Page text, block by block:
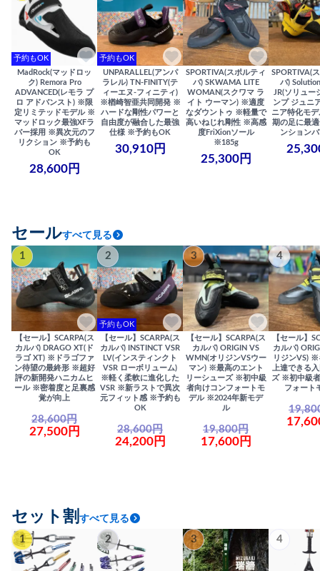
予約もOK
MadRock(マッドロッ
ク) Remora Pro
ADVANCED(レモラ プ
ロ アドバンスト) ※限
定リミテッドモデル ※
マッドロック最強XFラ
バー採用 ※異次元のフ
リクション ※予約も
OK
28,600円
予約もOK
UNPARALLEL(アンパ
ラレル) TN-FINITY(テ
ィーエヌ-フィニティ)
※楢崎智亜共同開発 ※
ハードな剛性パワーと
自由度が融合した最強
仕様 ※予約もOK
30,910円
SPORTIVA(スポルティ
バ) SKWAMA LITE
WOMAN(スクワマ ラ
イト ウーマン) ※適度
なダウントゥ ※軽量で
高いねじれ剛性 ※高感
度FriXionソール
※185g
25,300円
SPORTIVA(
バ)
JR(ソリュー
ンプ ジュニ
ニア特化モ
期の足に最
ンション
セールすべて見る
1
【セール】SCARPA(ス
カルパ) DRAGO XT(ド
ラゴ XT) ※ドラゴファ
ン待望の最終形 ※超好
評の新開発ハニカムヒ
ール ※密着度と足裏感
覚が向上
28,600円
27,500円
2
予約もOK
【セール】SCARPA(ス
カルパ) INSTINCT VSR
LV(インスティンクト
VSR ローボリューム)
※軽く柔軟に進化した
VSR ※新ラストで異次
元フィット感 ※予約も
OK
28,600円
24,200円
3
【セール】SCARPA(ス
カルパ) ORIGIN VS
WMN(オリジンVSウー
マン) ※最高のエント
リーシューズ ※初中級
者向けコンフォートモ
デル ※2024年新モデ
ル
19,800円
17,600円
4
【セール】
カルパ)
リジンVS) ※
上達できる
ズ ※初中級
フォート
セット割 すべて見る
1 2 3 4